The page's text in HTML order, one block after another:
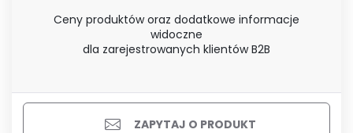
Ceny produktów oraz dodatkowe informacje
widoczne
dla zarejestrowanych klientów B2B
ZAPYTAJ O PRODUKT